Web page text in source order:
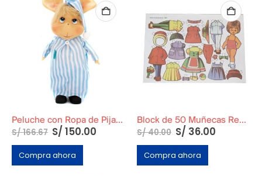
Peluche con Ropa de Pijama de rayas
S/166.67 S/ 150.00
Compra ahora
Block de 50 Muñecas Recortables Pequeñas
S/40.00 S/ 36.00
Compra ahora